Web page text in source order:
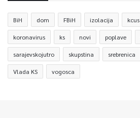
BiH dom FBiH izolacija kcus
koronavirus ks novi poplave
sarajevskojutro skupstina srebrenica
Vlada KS vogosca